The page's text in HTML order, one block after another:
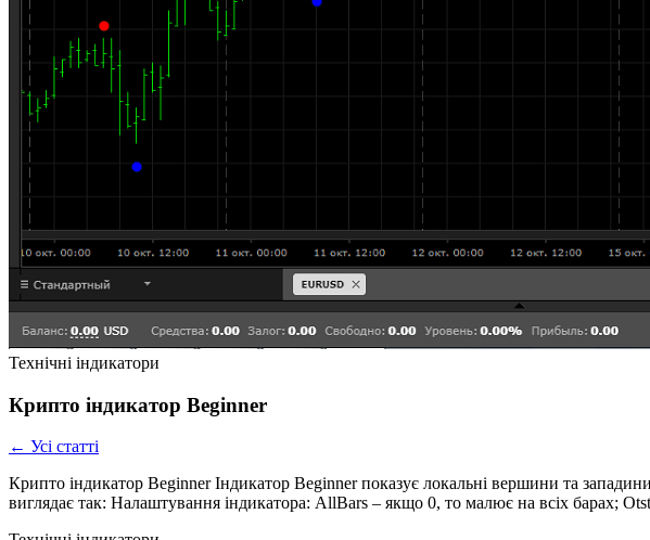
Технічні індикатори
Крипто індикатор Beginner
← Усі статті
Крипто індикатор Beginner Індикатор Beginner показує локальні вершини та
виглядає так: Налаштування індикатора: AllBars – якщо 0, то малює на всіх барах;